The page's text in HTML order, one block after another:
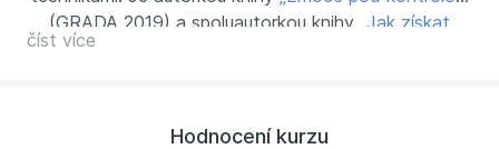
(GRADA 2019) a spoluautorkou knihy „Jak získat
úspěch, klid a vyrovnanost v hektické současnosti“
kurzy osobního rozvoje.
číst více
Hodnocení kurzu